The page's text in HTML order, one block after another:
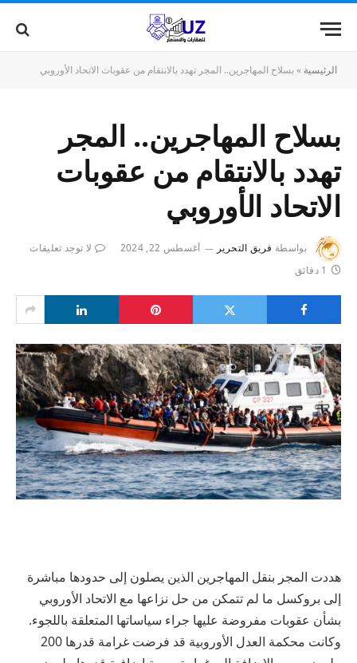
الرئيسية »بسلاح المهاجرين.. المجر تهدد بالانتقام من عقوبات الاتحاد الأوروبي
بسلاح المهاجرين.. المجر
تهدد بالانتقام من عقوبات
الاتحاد الأوروبي
بواسطة فريق التحرير أغسطس 22, 2024
لا توجد تعليقات
1 دقائق
هددت المجر بنقل المهاجرين الذين يصلون إلى حدودها مباشرة
إلى بروكسل ما لم تتمكن من حل نزاعها مع الاتحاد الأوروبي
بشأن عقوبات مفروضة عليها جراء سياساتها المتعلقة باللجوء.
وكانت محكمة العدل الأوروبية قد فرضت غرامة قدرها 200